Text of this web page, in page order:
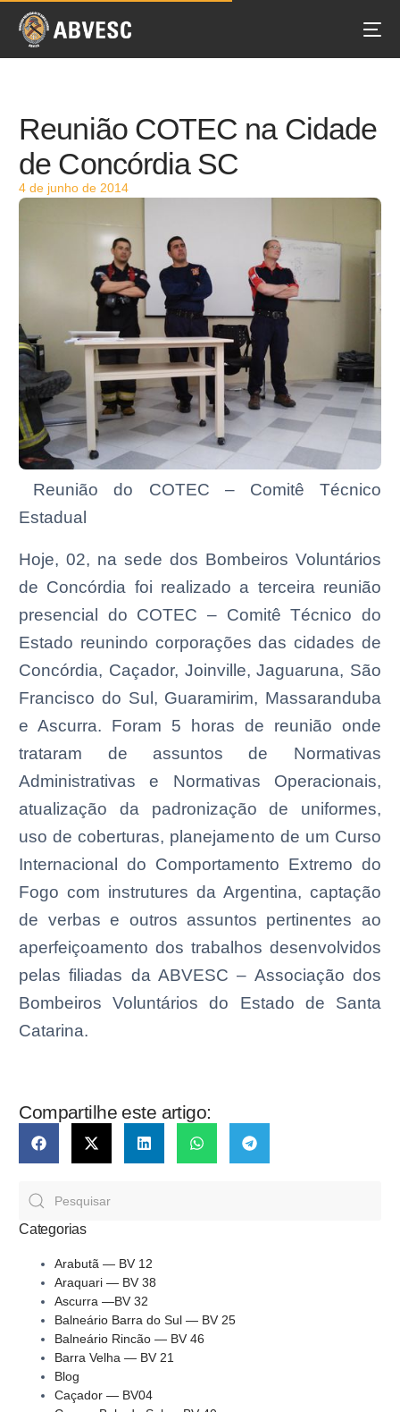
Reunião COTEC na Cidade
de Concórdia SC
4 de junho de 2014
Reunião do COTEC – Comitê Técnico
Estadual
Hoje, 02, na sede dos Bombeiros Voluntários
de Concórdia foi realizado a terceira reunião
presencial do COTEC – Comitê Técnico do
Estado reunindo corporações das cidades de
Concórdia, Caçador, Joinville, Jaguaruna, São
Francisco do Sul, Guaramirim, Massaranduba
e Ascurra. Foram 5 horas de reunião onde
trataram de assuntos de Normativas
Administrativas e Normativas Operacionais,
atualização da padronização de uniformes,
uso de coberturas, planejamento de um Curso
Internacional do Comportamento Extremo do
Fogo com instrutures da Argentina, captação
de verbas e outros assuntos pertinentes ao
aperfeiçoamento dos trabalhos desenvolvidos
pelas filiadas da ABVESC – Associação dos
Bombeiros Voluntários do Estado de Santa
Catarina.
Compartilhe este artigo:
Categorias
Arabutã — BV 12
Araquari — BV 38
Ascurra —BV 32
Balneário Barra do Sul — BV 25
Balneário Rincão — BV 46
Barra Velha — BV 21
Blog
Caçador — BV04